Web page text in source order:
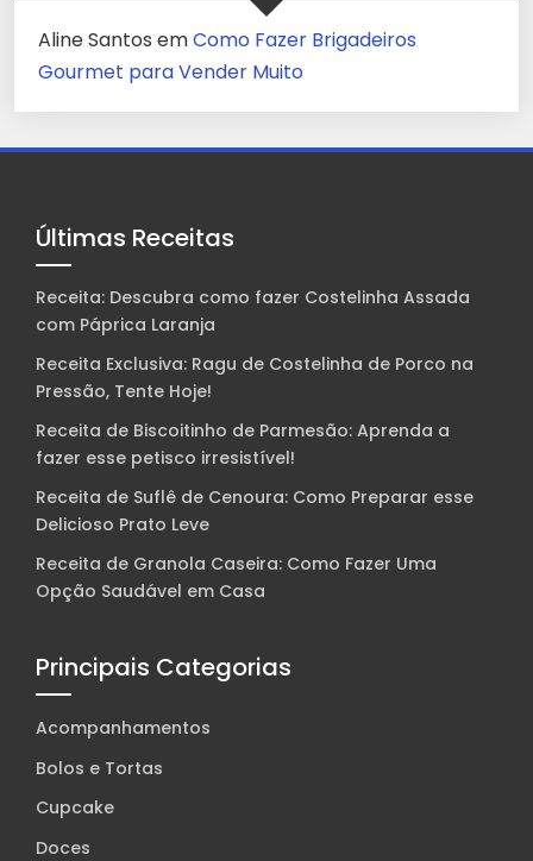
Aline Santos emComo Fazer Brigadeiros
Gourmet para Vender Muito
Últimas Receitas
Receita: Descubra como fazer Costelinha Assada
com Páprica Laranja
Receita Exclusiva: Ragu de Costelinha de Porco na
Pressão, Tente Hoje!
Receita de Biscoitinho de Parmesão: Aprenda a
fazer esse petisco irresistível!
Receita de Suflê de Cenoura: Como Preparar esse
Delicioso Prato Leve
Receita de Granola Caseira: Como Fazer Uma
Opção Saudável em Casa
Principais Categorias
Acompanhamentos
Bolos e Tortas
Cupcake
Doces